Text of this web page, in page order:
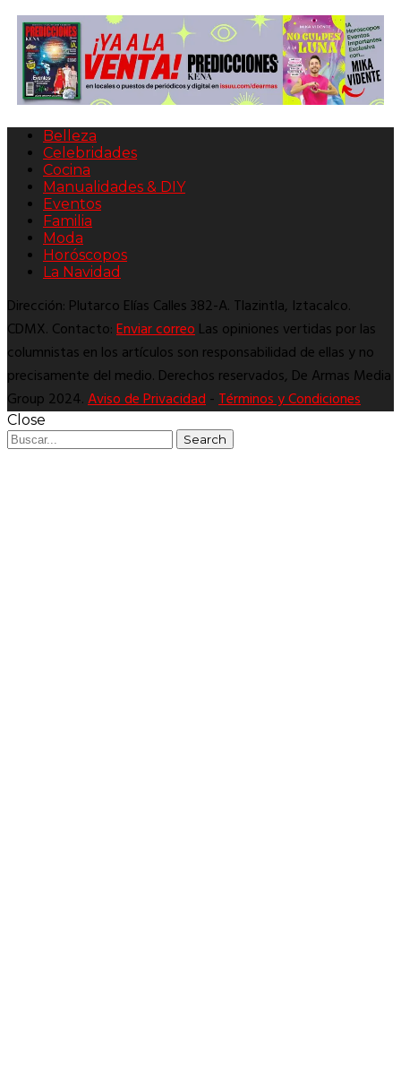
Belleza
Celebridades
Cocina
Manualidades & DIY
Eventos
Familia
Moda
Horóscopos
La Navidad
Dirección: Plutarco Elías Calles 382-A. Tlazintla, Iztacalco.
CDMX. Contacto:Enviar correoLas opiniones vertidas por las
columnistas en los artículos son responsabilidad de ellas y no
precisamente del medio. Derechos reservados, De Armas Media
Group 2024.Aviso de Privacidad-Términos y Condiciones
Close